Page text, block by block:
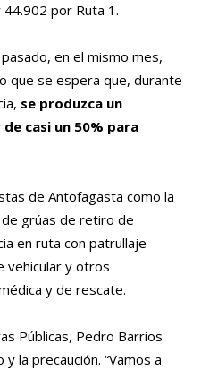
por Ruta 1.
en el mismo mes,
que se espera que, durante
se produzca un
casi un 50% para
de Antofagasta como la
grúas de retiro de
en ruta con patrullaje
vehicular y otros
y de rescate.
Públicas, Pedro Barrios
la precaución. “Vamos a